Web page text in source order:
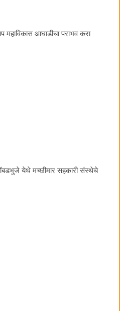
महाविकास आघाडीचा पराभव करा
येथे मच्छीमार सहकारी संस्थेचे